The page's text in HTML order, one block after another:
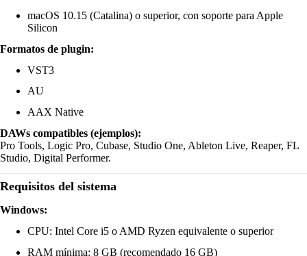
macOS 10.15 (Catalina) o superior, con soporte para Apple
Silicon
Formatos de plugin:
VST3
AU
AAX Native
DAWs compatibles (ejemplos):
Pro Tools, Logic Pro, Cubase, Studio One, Ableton Live, Reaper, FL
Studio, Digital Performer.
Requisitos del sistema
Windows:
CPU: Intel Core i5 o AMD Ryzen equivalente o superior
RAM mínima: 8 GB (recomendado 16 GB)